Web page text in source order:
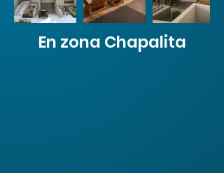
En zona Chapalita